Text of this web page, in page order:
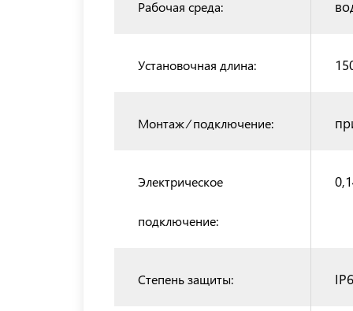
Рабочая среда:
Установочная длина:
Монтаж ⁄ подключение:
Электрическое
подключение:
Степень защиты: